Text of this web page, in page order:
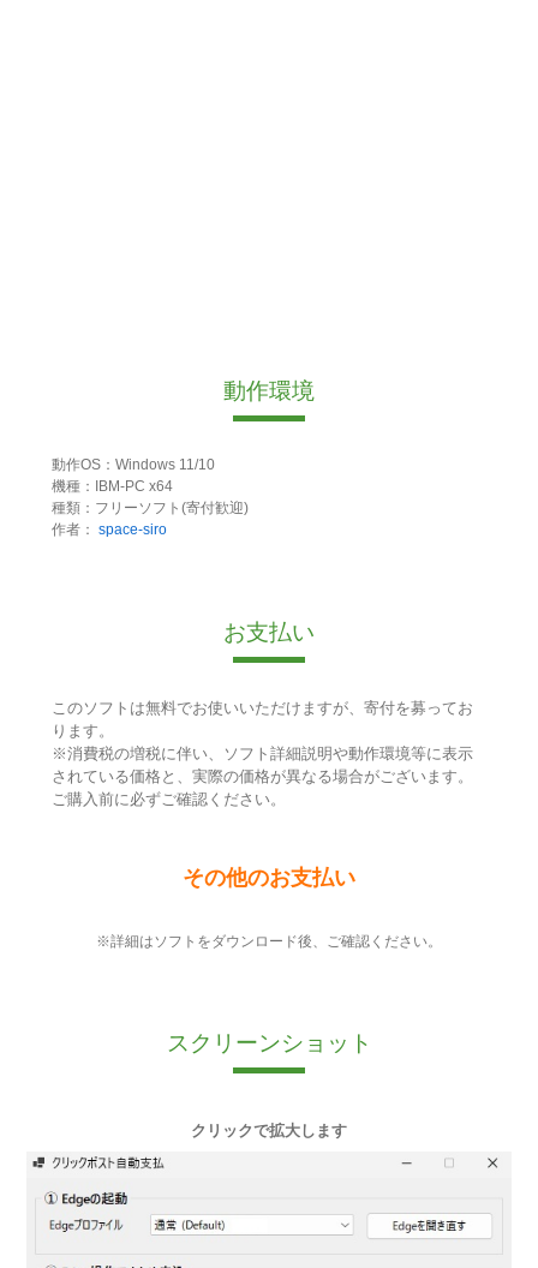
動作環境
動作OS：Windows 11/10
機種：IBM-PC x64
種類：フリーソフト(寄付歓迎)
作者： space-siro
お支払い
このソフトは無料でお使いいただけますが、寄付を募ってお
ります。
※消費税の増税に伴い、ソフト詳細説明や動作環境等に表示
されている価格と、実際の価格が異なる場合がございます。
ご購入前に必ずご確認ください。
その他のお支払い
※詳細はソフトをダウンロード後、ご確認ください。
スクリーンショット
クリックで拡大します